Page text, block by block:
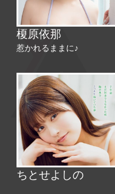
榎原依那
惹かれるままに♪
ちとせよしの